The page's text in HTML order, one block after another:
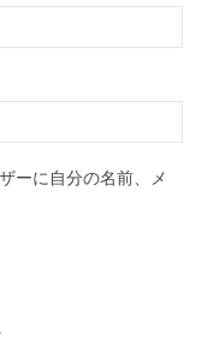
ーに自分の名前、メ